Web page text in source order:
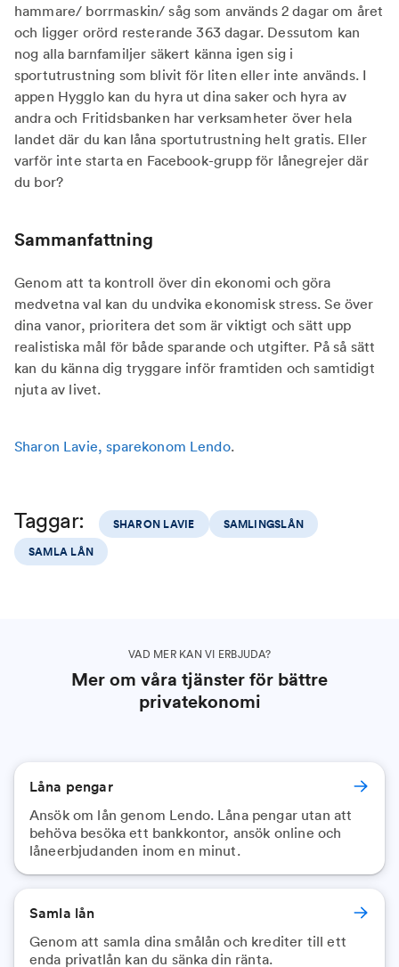
hammare/ borrmaskin/ såg som används 2 dagar om året
och ligger orörd resterande 363 dagar. Dessutom kan
nog alla barnfamiljer säkert känna igen sig i
sportutrustning som blivit för liten eller inte används. I
appen Hygglo kan du hyra ut dina saker och hyra av
andra och Fritidsbanken har verksamheter över hela
landet där du kan låna sportutrustning helt gratis. Eller
varför inte starta en Facebook-grupp för lånegrejer där
du bor?
Sammanfattning
Genom att ta kontroll över din ekonomi och göra
medvetna val kan du undvika ekonomisk stress. Se över
dina vanor, prioritera det som är viktigt och sätt upp
realistiska mål för både sparande och utgifter. På så sätt
kan du känna dig tryggare inför framtiden och samtidigt
njuta av livet.
Sharon Lavie, sparekonom Lendo.
Taggar: SHARON LAVIE SAMLINGSLÅN
SAMLA LÅN
VAD MER KAN VI ERBJUDA?
Mer om våra tjänster för bättre
privatekonomi
Låna pengar
Ansök om lån genom Lendo. Låna pengar utan att
behöva besöka ett bankkontor, ansök online och
låneerbjudanden inom en minut.
Samla lån
Genom att samla dina smålån och krediter till ett
enda privatlån kan du sänka din ränta.